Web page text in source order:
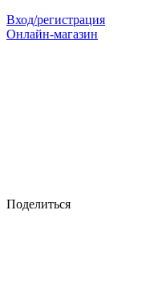
Вход/регистрация
Онлайн-магазин
Поделиться